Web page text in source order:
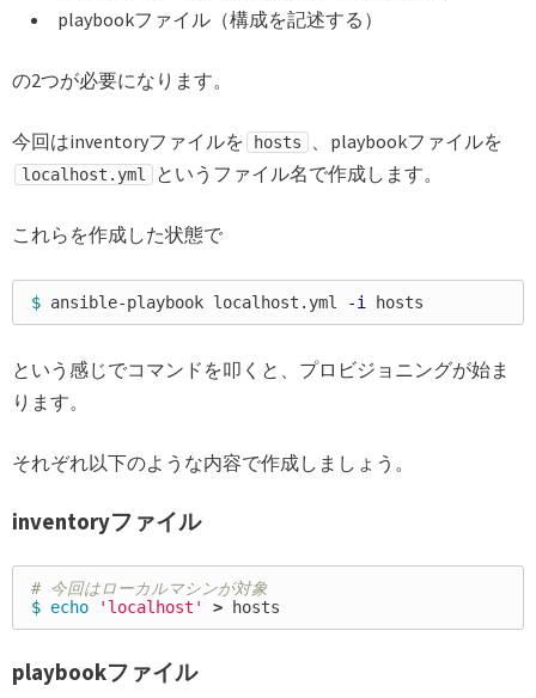
playbookファイル（構成を記述する）
の2つが必要になります。
今回はinventoryファイルを hosts 、playbookファイルを
localhost.yml というファイル名で作成します。
これらを作成した状態で
$ ansible-playbook localhost.yml -i
という感じでコマンドを叩くと、プロビジョニングが始ま
ります。
それぞれ以下のような内容で作成しましょう。
inventoryファイル
# 今回はローカルマシンが対象
$ echo 'localhost' >
playbookファイル